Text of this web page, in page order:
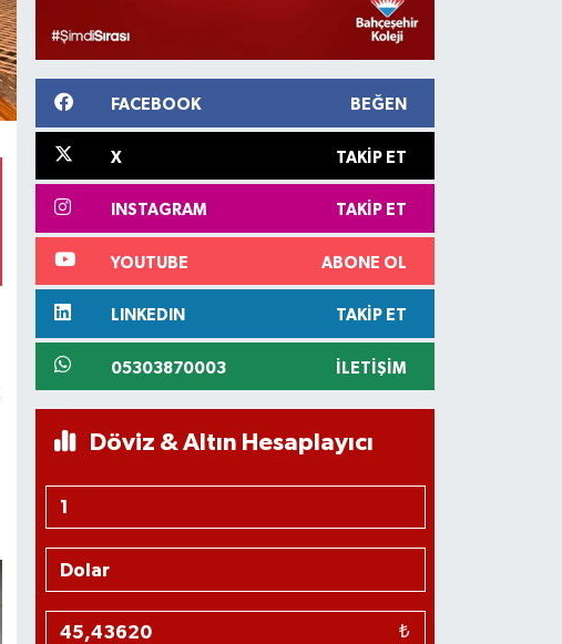
FACEBOOK BEĞEN
X TAKIP ET
INSTAGRAM TAKIP ET
YOUTUBE ABONE OL
LINKEDIN TAKIP ET
05303870003 İLETIŞIM
Döviz & Altın Hesaplayıcı
₺